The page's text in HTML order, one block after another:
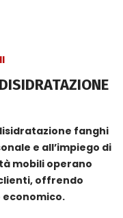
fanghi
e all’impiego di
mobili operano
offrendo